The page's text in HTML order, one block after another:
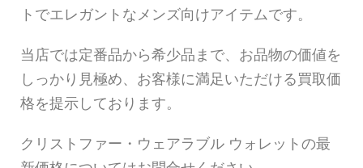
トでエレガントなメンズ向けアイテムです。
当店では定番品から希少品まで、お品物の価値を
しっかり見極め、お客様に満足いただける買取価
格を提示しております。
クリストファー・ウェアラブル ウォレットの最